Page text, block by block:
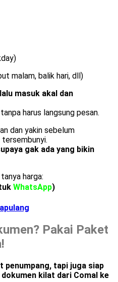
malam, balik hari, dll)
masuk akal dan
harus langsung pesan.
dan yakin sebelum
gak ada yang bikin
harga:
WhatsApp)
Pakai Paket
penumpang, tapi juga siap
kilat dari Comal ke